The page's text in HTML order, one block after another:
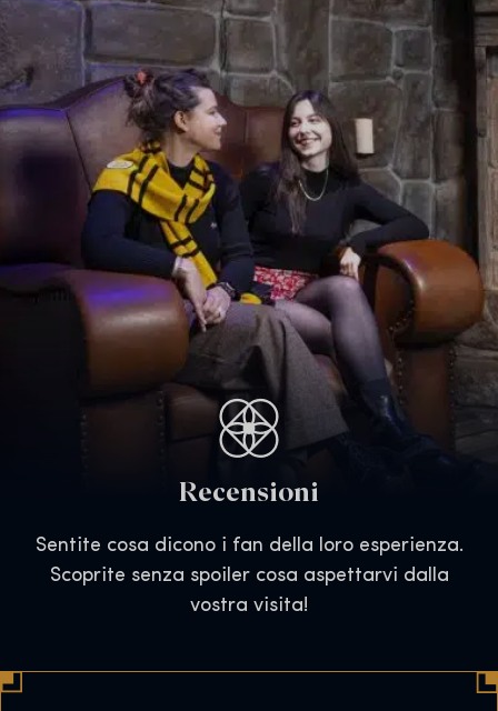
Recensioni
Sentite cosa dicono i fan della loro esperienza.
Scoprite senza spoiler cosa aspettarvi dalla
vostra visita!